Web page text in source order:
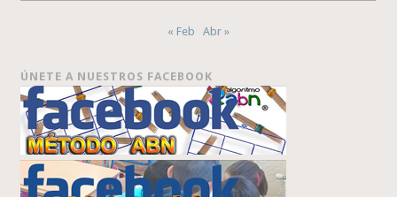
« Feb Abr »
ÚNETE A NUESTROS FACEBOOK